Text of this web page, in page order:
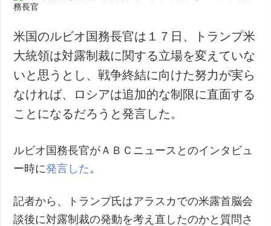
防衛
社会・文化
スポーツ
犯罪
事故・緊急事態
追加
インタビュー
写真
サービス
フォトバンク
米国のルビオ国務長官は１７日、トランプ米
大統領は対露制裁に関する立場を変えていな
いと思うとし、戦争終結に向けた努力が実ら
なければ、ロシアは追加的な制限に直面する
ことになるだろうと発言した。
ルビオ国務長官がＡＢＣニュースとのインタビュ
ー時に発言した 。
記者から、トランプ氏はアラスカでの米露首脳会
談後に対露制裁の発動を考え直したのかと質問さ